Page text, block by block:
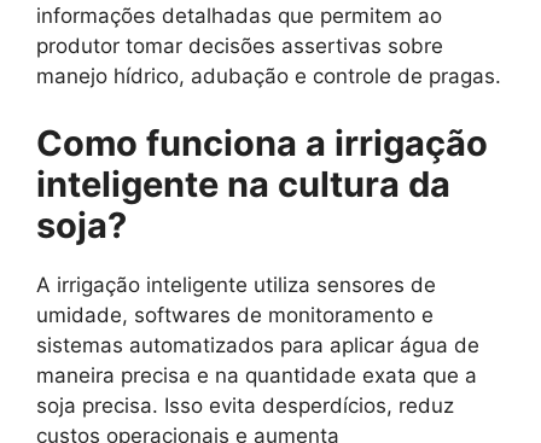
informações detalhadas que permitem ao
produtor tomar decisões assertivas sobre
manejo hídrico, adubação e controle de pragas.
Como funciona a irrigação
inteligente na cultura da
soja?
A irrigação inteligente utiliza sensores de
umidade, softwares de monitoramento e
sistemas automatizados para aplicar água de
maneira precisa e na quantidade exata que a
soja precisa. Isso evita desperdícios, reduz
custos operacionais e aumenta